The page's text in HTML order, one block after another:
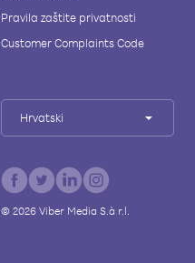
Pravila zaštite privatnosti
Customer Complaints Code
Hrvatski
© 2026Viber Media S.à r.l.